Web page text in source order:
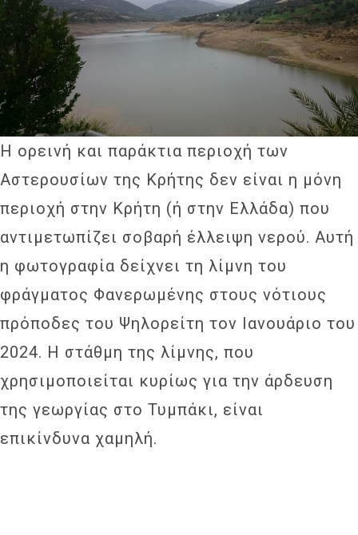
Η ορεινή και παράκτια περιοχή των
Αστερουσίων της Κρήτης δεν είναι η μόνη
περιοχή στην Κρήτη (ή στην Ελλάδα) που
αντιμετωπίζει σοβαρή έλλειψη νερού. Αυτή
η φωτογραφία δείχνει τη λίμνη του
φράγματος Φανερωμένης στους νότιους
πρόποδες του Ψηλορείτη τον Ιανουάριο του
2024. Η στάθμη της λίμνης, που
χρησιμοποιείται κυρίως για την άρδευση
της γεωργίας στο Τυμπάκι, είναι
επικίνδυνα χαμηλή.